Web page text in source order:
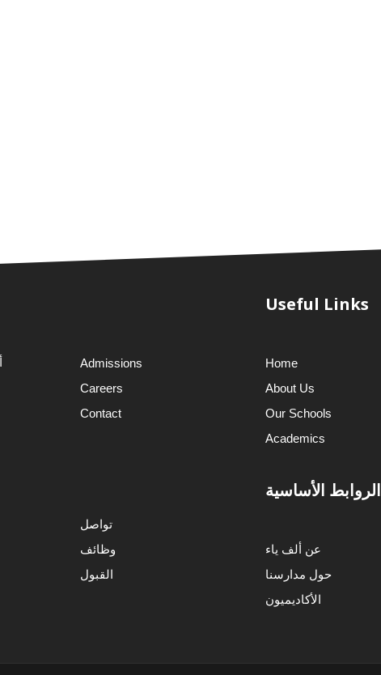
Useful Links
Home
About Us
Our Schools
Academics
الروابط الأساسية
عن ألف ياء
حول مدارسنا
الأكاديميون
Admissions
Careers
Contact
تواصل
وظائف
القبول